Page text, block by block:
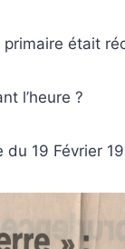
primaire était
l’heure ?
19 Février